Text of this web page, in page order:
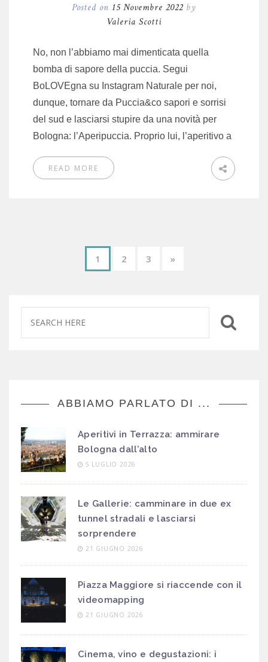
Posted on 15 Novembre 2022 by
Valeria Scotti
No, non l’abbiamo mai dimenticata quella
bomba di sapore della puccia. Segui
BoLOVEgna su Instagram Naturale per noi,
dunque, tornare da Puccia&co sapori e sorrisi
del sud e lasciarsi stupire da una novità per
Bologna: l’Aperipuccia. Proprio lui, l’aperitivo a
READ MORE
1 2 3 »
ABBIAMO PARLATO DI ...
Aperitivi in Terrazza: ammirare
Bologna dall’alto
5 LUGLIO 2026
Le Gallerie: camminare in due ex
tunnel stradali e lasciarsi
sorprendere
21 GIUGNO 2026
Piazza Maggiore si riaccende con il
videomapping
21 GIUGNO 2026
Cinema, vino e degustazioni: i